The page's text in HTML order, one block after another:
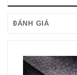
ĐÁNH GIÁ